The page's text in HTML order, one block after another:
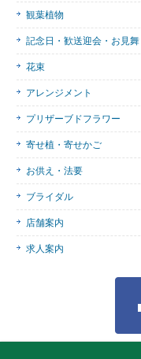
観葉植物
記念日・歓送迎会・お見舞
花束
アレンジメント
プリザーブドフラワー
寄せ植・寄せかご
お供え・法要
ブライダル
店舗案内
求人案内